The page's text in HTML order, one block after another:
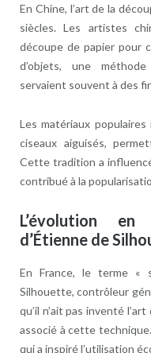
En Chine, l’art de la
siècles. Les artistes
découpe de papier pour
d’objets, une
servaient souvent à des
Les matériaux
ciseaux aiguisés,
Cette tradition a
contribué à la
L’évolution
d’Étienne de
En France, le terme «
Silhouette, contrôleur
qu’il n’ait pas inventé
associé à cette
qui a inspiré l’utilisation